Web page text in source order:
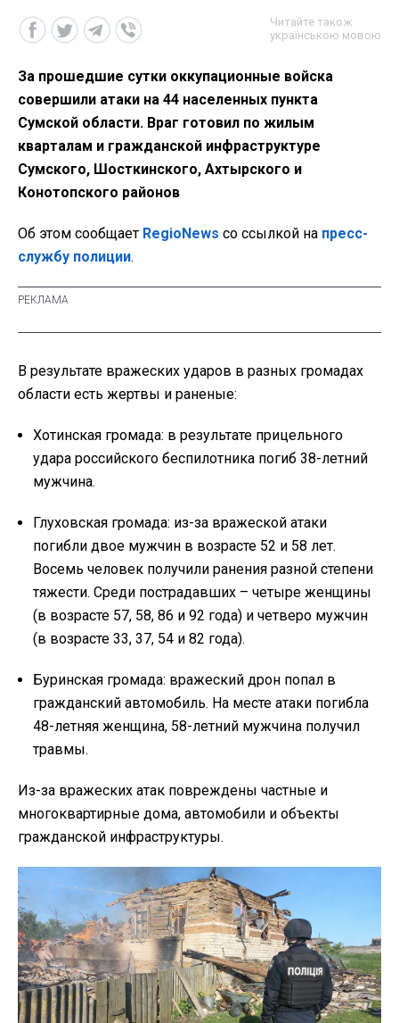
Читайте також
українською мовою
За прошедшие сутки оккупационные войска
совершили атаки на 44 населенных пункта
Сумской области. Враг готовил по жилым
кварталам и гражданской инфраструктуре
Сумского, Шосткинского, Ахтырского и
Конотопского районов
Об этом сообщает RegioNews со ссылкой на пресс-
службу полиции.
В результате вражеских ударов в разных громадах
области есть жертвы и раненые:
Хотинская громада: в результате прицельного
удара российского беспилотника погиб 38-летний
мужчина.
Глуховская громада: из-за вражеской атаки
погибли двое мужчин в возрасте 52 и 58 лет.
Восемь человек получили ранения разной степени
тяжести. Среди пострадавших – четыре женщины
(в возрасте 57, 58, 86 и 92 года) и четверо мужчин
(в возрасте 33, 37, 54 и 82 года).
Буринская громада: вражеский дрон попал в
гражданский автомобиль. На месте атаки погибла
48-летняя женщина, 58-летний мужчина получил
травмы.
Из-за вражеских атак повреждены частные и
многоквартирные дома, автомобили и объекты
гражданской инфраструктуры.